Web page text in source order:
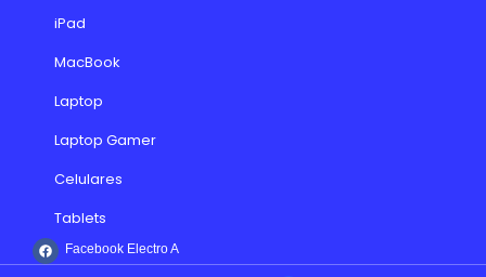
iPad
MacBook
Laptop
Laptop Gamer
Celulares
Tablets
Facebook Electro A